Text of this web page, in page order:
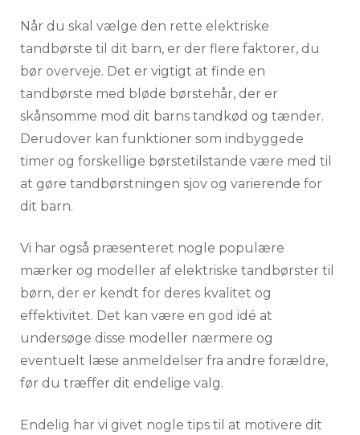
Når du skal vælge den rette elektriske
tandbørste til dit barn, er der flere faktorer, du
bør overveje. Det er vigtigt at finde en
tandbørste med bløde børstehår, der er
skånsomme mod dit barns tandkød og tænder.
Derudover kan funktioner som indbyggede
timer og forskellige børstetilstande være med til
at gøre tandbørstningen sjov og varierende for
dit barn.
Vi har også præsenteret nogle populære
mærker og modeller af elektriske tandbørster til
børn, der er kendt for deres kvalitet og
effektivitet. Det kan være en god idé at
undersøge disse modeller nærmere og
eventuelt læse anmeldelser fra andre forældre,
før du træffer dit endelige valg.
Endelig har vi givet nogle tips til at motivere dit